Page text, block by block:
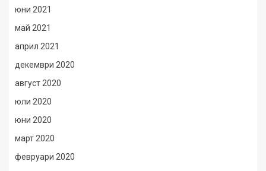
юни 2021
май 2021
април 2021
декември 2020
август 2020
юли 2020
юни 2020
март 2020
февруари 2020